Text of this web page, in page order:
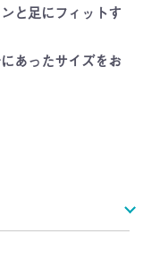
と足にフィットす
あったサイズをお